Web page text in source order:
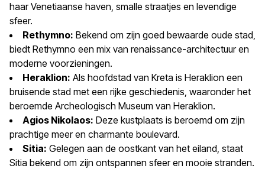
haar Venetiaanse haven, smalle straatjes en levendige
sfeer.
Rethymno: Bekend om zijn goed bewaarde oude stad,
biedt Rethymno een mix van renaissance-architectuur en
moderne voorzieningen.
Heraklion: Als hoofdstad van Kreta is Heraklion een
bruisende stad met een rijke geschiedenis, waaronder het
beroemde Archeologisch Museum van Heraklion.
Agios Nikolaos: Deze kustplaats is beroemd om zijn
prachtige meer en charmante boulevard.
Sitia: Gelegen aan de oostkant van het eiland, staat
Sitia bekend om zijn ontspannen sfeer en mooie stranden.